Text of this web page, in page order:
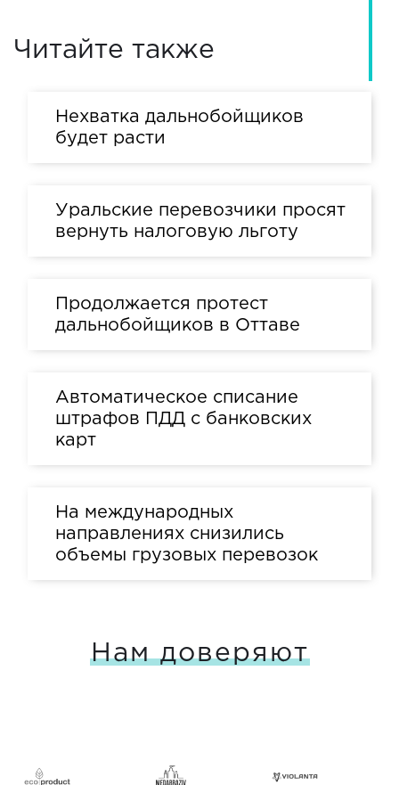
Читайте также
Нехватка дальнобойщиков
будет расти
Уральские перевозчики просят
вернуть налоговую льготу
Продолжается протест
дальнобойщиков в Оттаве
Автоматическое списание
штрафов ПДД с банковских
карт
На международных
направлениях снизились
объемы грузовых перевозок
Нам доверяют